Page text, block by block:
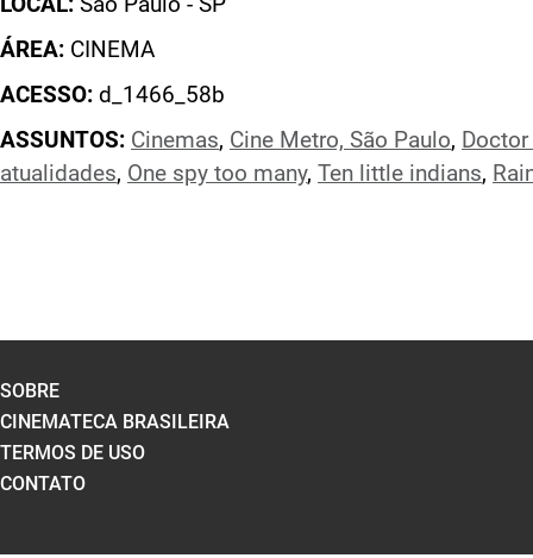
ÁREA: CINEMA
ACESSO: d_1466_58b
ASSUNTOS: Cinemas, Cine Metro, São Paulo,
atualidades, One spy too many, Ten little indians,
SOBRE
CINEMATECA BRASILEIRA
TERMOS DE USO
CONTATO